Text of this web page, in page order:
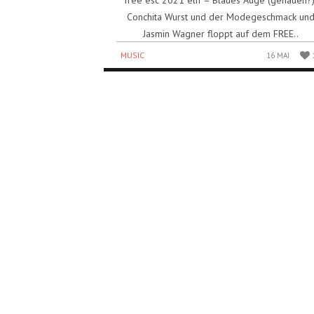
Conchita Wurst und der Modegeschmack und
Jasmin Wagner floppt auf dem FREE..
MUSIC 16 MAI